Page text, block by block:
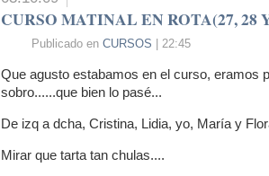
CURSO MATINAL EN ROTA(27, 28
Publicado en CURSOS | 22:45
Que agusto estabamos en el curso, eramos
sobro......que bien lo pasé...
De izq a dcha, Cristina, Lidia, yo, María y
Mirar que tarta tan chulas....